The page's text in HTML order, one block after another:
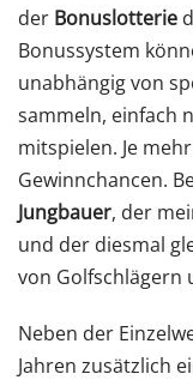
der Bonuslotterie
Bonussystem
unabhängig von
sammeln, einfach
mitspielen. Je
Gewinnchancen.
Jungbauer, der
und der diesmal
von Golfschlägern
Neben der
Jahren zusätzlich